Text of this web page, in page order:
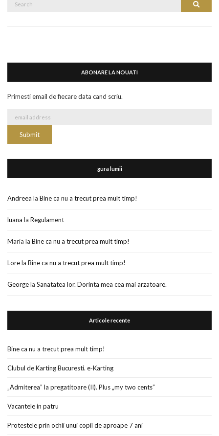
Search
ABONARE LA NOUATI
Primesti email de fiecare data cand scriu.
gura lumii
Andreea la Bine ca nu a trecut prea mult timp!
luana la Regulament
Maria la Bine ca nu a trecut prea mult timp!
Lorela Bine ca nu a trecut prea mult timp!
Georgela Sanatatea lor. Dorinta mea cea mai arzatoare.
Articole recente
Bine ca nu a trecut prea mult timp!
Clubul de Karting Bucuresti. e-Karting
„Admiterea” la pregatitoare (II). Plus „my two cents”
Vacantele in patru
Protestele prin ochii unui copil de aproape 7 ani